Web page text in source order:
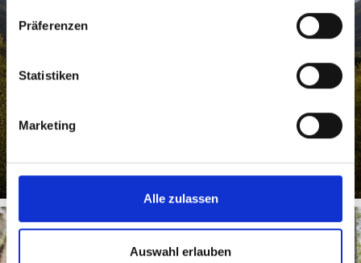
Präferenzen
Statistiken
Marketing
Alle zulassen
Auswahl erlauben